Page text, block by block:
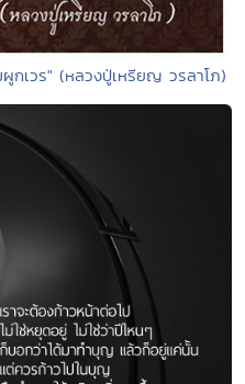
กเวร" (หลวงปู่เหรียญ วรลาโภ)